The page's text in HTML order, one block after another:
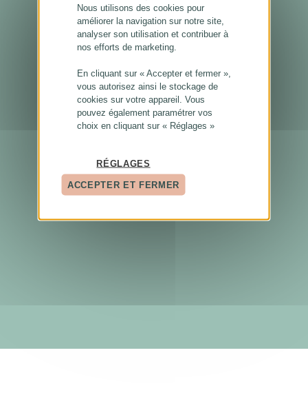
Nous utilisons des cookies pour
améliorer la navigation sur notre site,
analyser son utilisation et contribuer à
nos efforts de marketing.
En cliquant sur « Accepter et fermer »,
vous autorisez ainsi le stockage de
cookies sur votre appareil. Vous
pouvez également paramétrer vos
choix en cliquant sur « Réglages »
RÉGLAGES
ACCEPTER ET FERMER